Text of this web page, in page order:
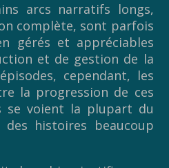
arcs narratifs longs,
complète, sont parfois
gérés et appréciables
et de gestion de la
cependant, les
la progression de ces
se voient la plupart du
histoires beaucoup